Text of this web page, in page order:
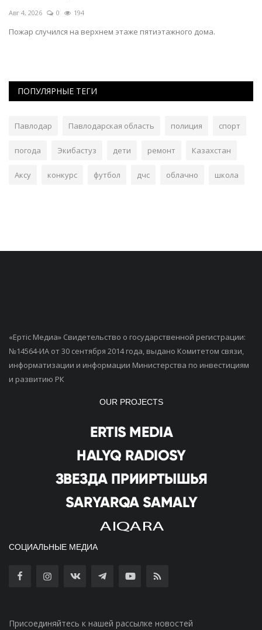
Авг 4, 2026 0 194
Пожар случился на верхнем этаже пятиэтажного дома.
ПОПУЛЯРНЫЕ ТЕГИ
Павлодар Павлодарская область полиция спорт
погода Экибастуз дети ремонт Казахстан
Аксу конкурс футбол дчс облачно школа
«Ертiс Медиа» Свидетельство о государственной регистрации:
№14564-ИА от 30 сентября 2014 года, выдано Комитетом связи,
информатизации и информации Министерства по инвестициям
и развитию РК
OUR PROJECTS
СОЦИАЛЬНЫЕ МЕДИА
Присоединяйтесь к нашей рассылке новостей